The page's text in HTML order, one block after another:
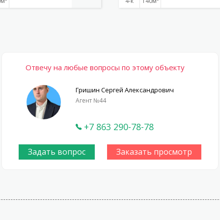
Отвечу на любые вопросы по этому объекту
Гришин Сергей Александрович
Агент №44
+7 863 290-78-78
Задать вопрос Заказать просмотр